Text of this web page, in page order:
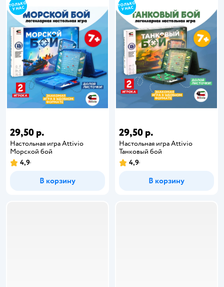
29,50 р.
Настольная игра Attivio
Морской бой
4,9
В корзину
29,50 р.
Настольная игра Attivio
Танковый бой
4,9
В корзину